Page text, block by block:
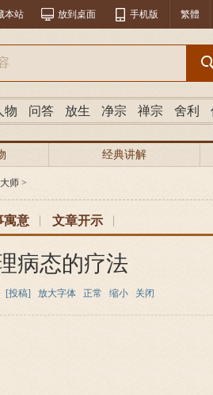
本站 放到桌面 手机版 繁體
物 问答 放生 净宗 禅宗 舍利
经典讲解
师 >
寓意 文章开示
病态的疗法
[投稿] 放大字体 正常 缩小 关闭